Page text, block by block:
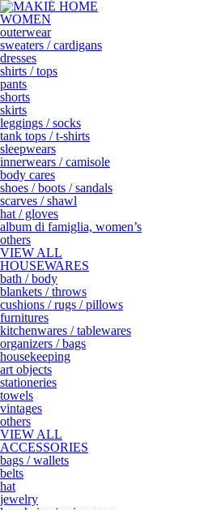
WOMEN
outerwear
sweaters / cardigans
dresses
shirts / tops
pants
shorts
skirts
leggings / socks
tank tops / t-shirts
sleepwears
innerwears / camisole
body cares
shoes / boots / sandals
scarves / shawl
hat / gloves
album di famiglia, women’s
others
VIEW ALL
HOUSEWARES
bath / body
blankets / throws
cushions / rugs / pillows
furnitures
kitchenwares / tablewares
organizers / bags
housekeeping
art objects
stationeries
towels
vintages
others
VIEW ALL
ACCESSORIES
bags / wallets
belts
hat
jewelry